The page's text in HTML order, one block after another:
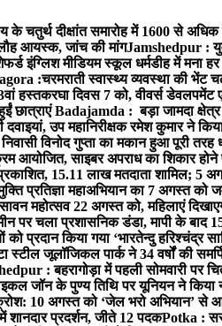
चतुर्थ दीक्षांत समारोह में 1600 से अधिक
लौह आयस्क, जांच की मांगJamshedpur :
इंग्लिश मीडियम स्कूल धर्मडीह में मना
:चरमराती स्वास्थ्य व्यवस्था की भेंट
हस्तकरघा दिवस 7 को, वीवर्स
छात्राएंBadajamda : बड़ा जामदा
उप महानिरीक्षक रमेश कुमार ने
विनोद गुप्ता का मकान हुआ पूरी तरह
आयोजित, साइबर अपराध का शिकार
15.11 लाख मतदाता शामिल; 5
प्रतिज्ञा महाअभियान का 7 अगस्त को
महोत्सव 22 अगस्त को, महिलाएं
पर चला प्रशासनिक डंडा, मापी के बाद
प्रदान किया गया ‘भारतेन्दु हरिश्चंद्र
जूलॉजिकल पार्क ने 34 वर्षों की
: बहरागोड़ा में पहली सोमवारी पर
जॉन के पुण्य तिथि पर यूनियन ने किया
10 अगस्त को ‘जेल भरो अभियान’ से
शानदार प्रदर्शन, जीते 12 पदकPotka :